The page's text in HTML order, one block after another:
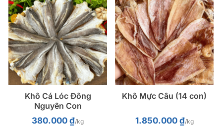
Khô Cá Lóc Đông
Nguyên Con
380.000 ₫/kg
Khô Mực Câu (14 con)
1.850.000 ₫/kg